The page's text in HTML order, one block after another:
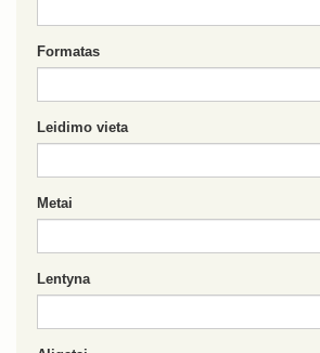
Formatas
Leidimo vieta
Metai
Lentyna